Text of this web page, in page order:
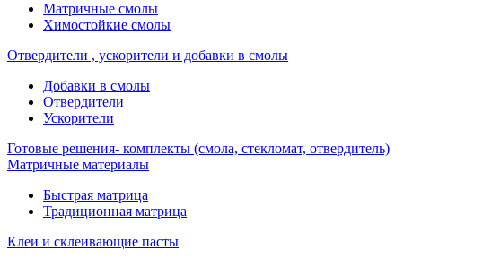
Матричные смолы
Химостойкие смолы
Отвердители , ускорители и добавки в смолы
Добавки в смолы
Отвердители
Ускорители
Готовые решения- комплекты (смола, стекломат, отвердитель)
Матричные материалы
Быстрая матрица
Традиционная матрица
Клеи и склеивающие пасты